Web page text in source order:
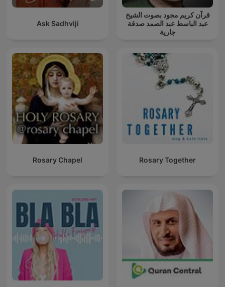
Ask Sadhviji
قرآن كريم مجود بصوت الشيخ
عبد الباسط عبد الصمد صدقة
جارية
Rosary Chapel Rosary Together